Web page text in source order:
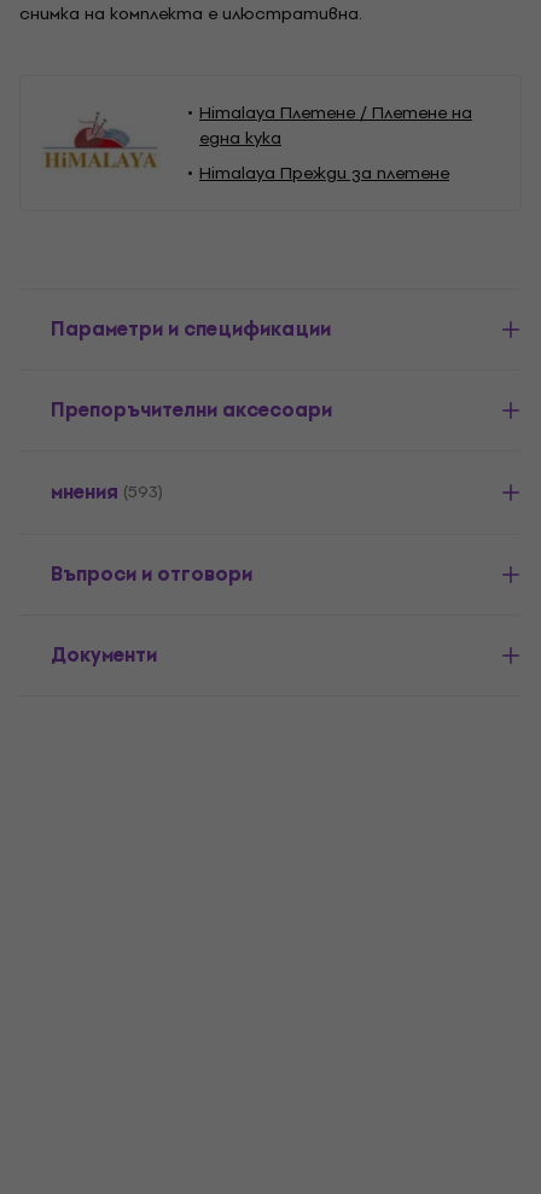
снимка на комплекта е илюстративна.
Himalaya Плетене / Плетене на
една кука
Himalaya Прежди за плетене
Параметри и спецификации
Препоръчителни аксесоари
мнения (593)
Въпроси и отговори
Документи